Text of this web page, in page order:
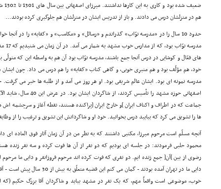
هم در منزلشان درس مى دادند. و باز از تدریس ایشان در منزلشان هم جلوگیرى کرده بودند...
حدود 10 سال را در «مدرسه نوّاب» گذراندم و «رسائل» و «مکاسب» و «کفایه» را در آنجا
هاى فعّال و کوشایى در درس آنجا جمع باشند، مدرسه نوّاب بود آن هم به واسطه این که متولّى
خود، هم مؤلّف بود و هم منبرى خوبى، و گاهى کتاب «کفایه» را هم درس مى داد. چون ایشان
مدرسه نمونه اى بود. ایشان عالم شریفى بود. او هر روز مى آمد و از طلبه ها خبر مى گرفت.
اصفهانى حوزه مشهد را
جماعت که در اطراف و اکناف ایران ]و خارج ایران [پراکنده هستند، نقطه آغاز و سرچشمه
ها را تشویق مى کرد که بیایید درس بخوانید. خود او و شاگردانش این تشویق و ترغیب را از
آنچه مسلّم است مرحوم میرزا، مکتبى داشتند که به نظر من در آن زمان آثار فوق العاده
محمود حلبى فرمودند: در جلسه اى بودیم که دو نفر از آن ها فوت کرده و سه نفر زنده
رضوى از بین ]آن[ جمع زنده ایم. دو نفرى که فوت کرده اند مرحوم فروزانفر و دایى ما مرحوم
دایى ما در تهران آمده بودند - گمان مى کنم این قضیه متعلّق به بیش از 30 سال پیش است - آقاى فروزانفر همین موضوع
خوب، موضوعى است واقعاً مهم، که یک نفر در مشهد بیاید و شاگردان آقا بزرگ حکیم (که